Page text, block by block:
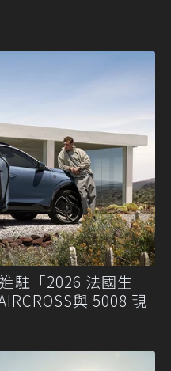
駐「2026 法國生
與 5008 現